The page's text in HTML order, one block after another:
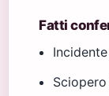
Fatti